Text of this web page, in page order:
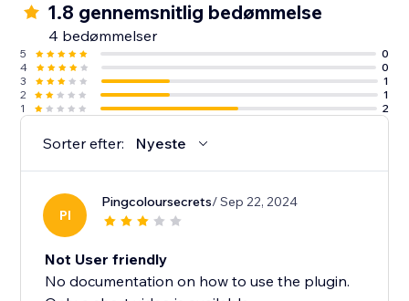
1.8 gennemsnitlig bedømmelse
4 bedømmelser
5
0
4
0
3
1
2
1
1
2
Sorter efter: Nyeste
PI
Pingcoloursecrets/ Sep 22, 2024
Not User friendly
No documentation on how to use the plugin.